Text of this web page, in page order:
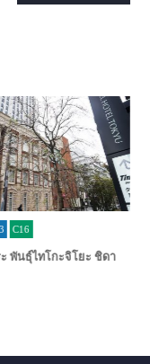
C16
พันธุ์ไทโกะจิโยะ ชิดา